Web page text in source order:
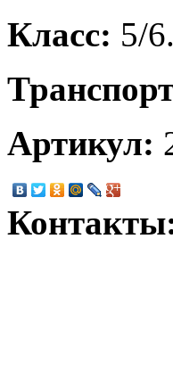
Класс: 5/6.
Артикул: